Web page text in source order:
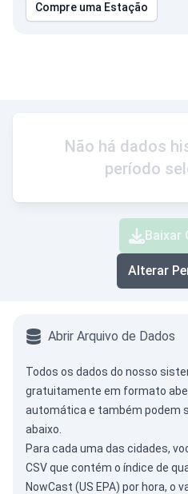
Compre uma Estação
Não há dados
período
Baixar
Alterar
Abrir Arquivo de Dados
Todos os dados do nosso
gratuitamente em formato
automática e também podem
abaixo.
Para cada uma das cidades,
CSV que contém o índice de
NowCast (US EPA) por hora, o